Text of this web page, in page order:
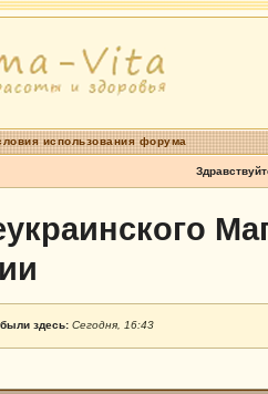
использования форума
здесь: Сегодня, 16:43